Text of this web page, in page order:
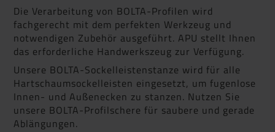
Die Verarbeitung von BOLTA-Profilen wird
fachgerecht mit dem perfekten Werkzeug und
notwendigen Zubehör ausgeführt. APU stellt Ihnen
das erforderliche Handwerkszeug zur Verfügung.
Unsere BOLTA-Sockelleistenstanze wird für alle
Hartschaum­sockelleisten eingesetzt, um fugenlose
Innen- und Außenecken zu stanzen. Nutzen Sie
unsere BOLTA-Profilschere für saubere und gerade
Ablängungen.